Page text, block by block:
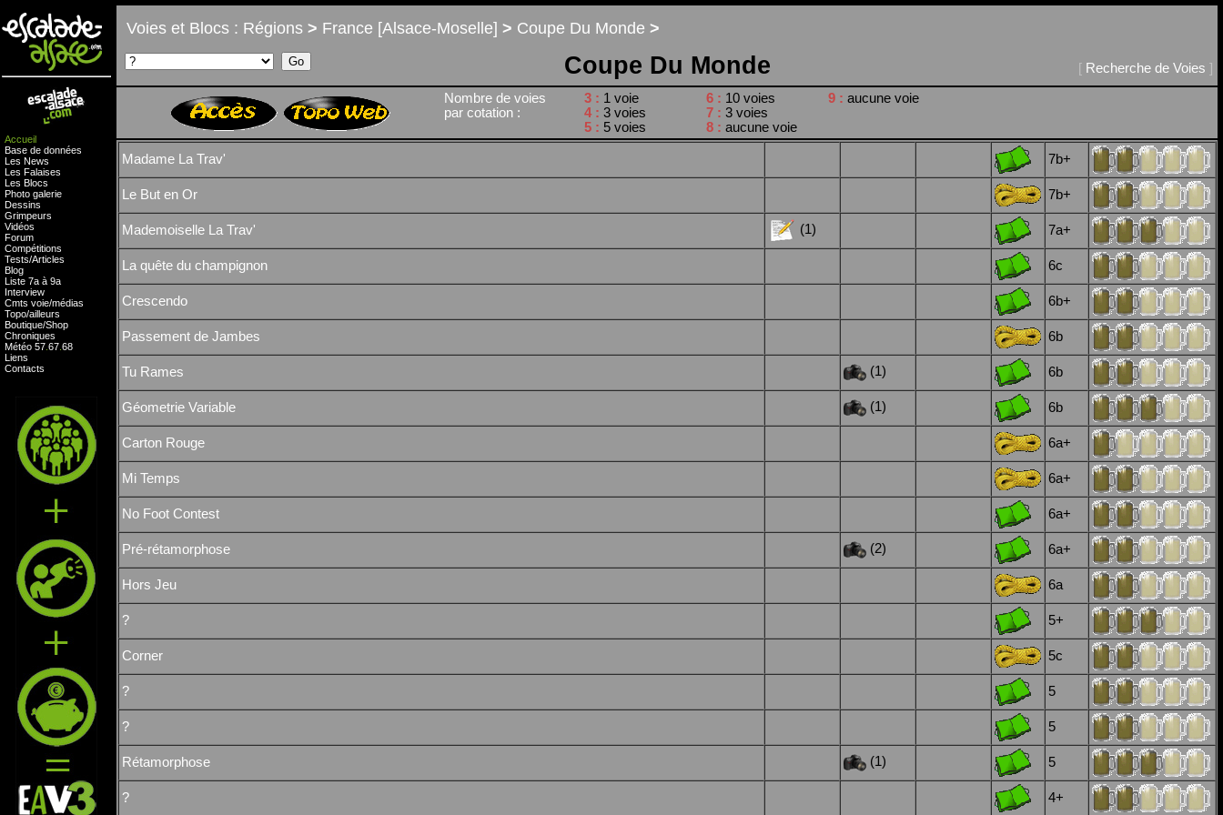
Accueil
Base de données
Les News
Les Falaises
Les Blocs
Photo galerie
Dessins
Grimpeurs
Vidéos
Forum
Compétitions
Tests/Articles
Blog
Liste 7a à 9a
Interview
Cmts voie/médias
Topo/ailleurs
Boutique/Shop
Chroniques
Météo 57 67 68
Liens
Contacts
Voies et Blocs : Régions > France [Alsace-Moselle] > Coupe Du Monde >
Coupe Du Monde [ Recherche de Voies ]
Nombre de voies
par cotation :
3 : 1 voie
4 : 3 voies
5 : 5 voies
6 : 10 voies
7 : 3 voies
8 : aucune voie
9 : aucune voie
Madame La Trav' 7b+
Le But en Or 7b+
Mademoiselle La Trav' (1) 7a+
La quête du champignon 6c
Crescendo 6b+
Passement de Jambes 6b
Tu Rames (1) 6b
Géometrie Variable (1) 6b
Carton Rouge 6a+
Mi Temps 6a+
No Foot Contest 6a+
Pré-rétamorphose (2) 6a+
Hors Jeu 6a
? 5+
Corner 5c
? 5
? 5
Rétamorphose (1) 5
? 4+